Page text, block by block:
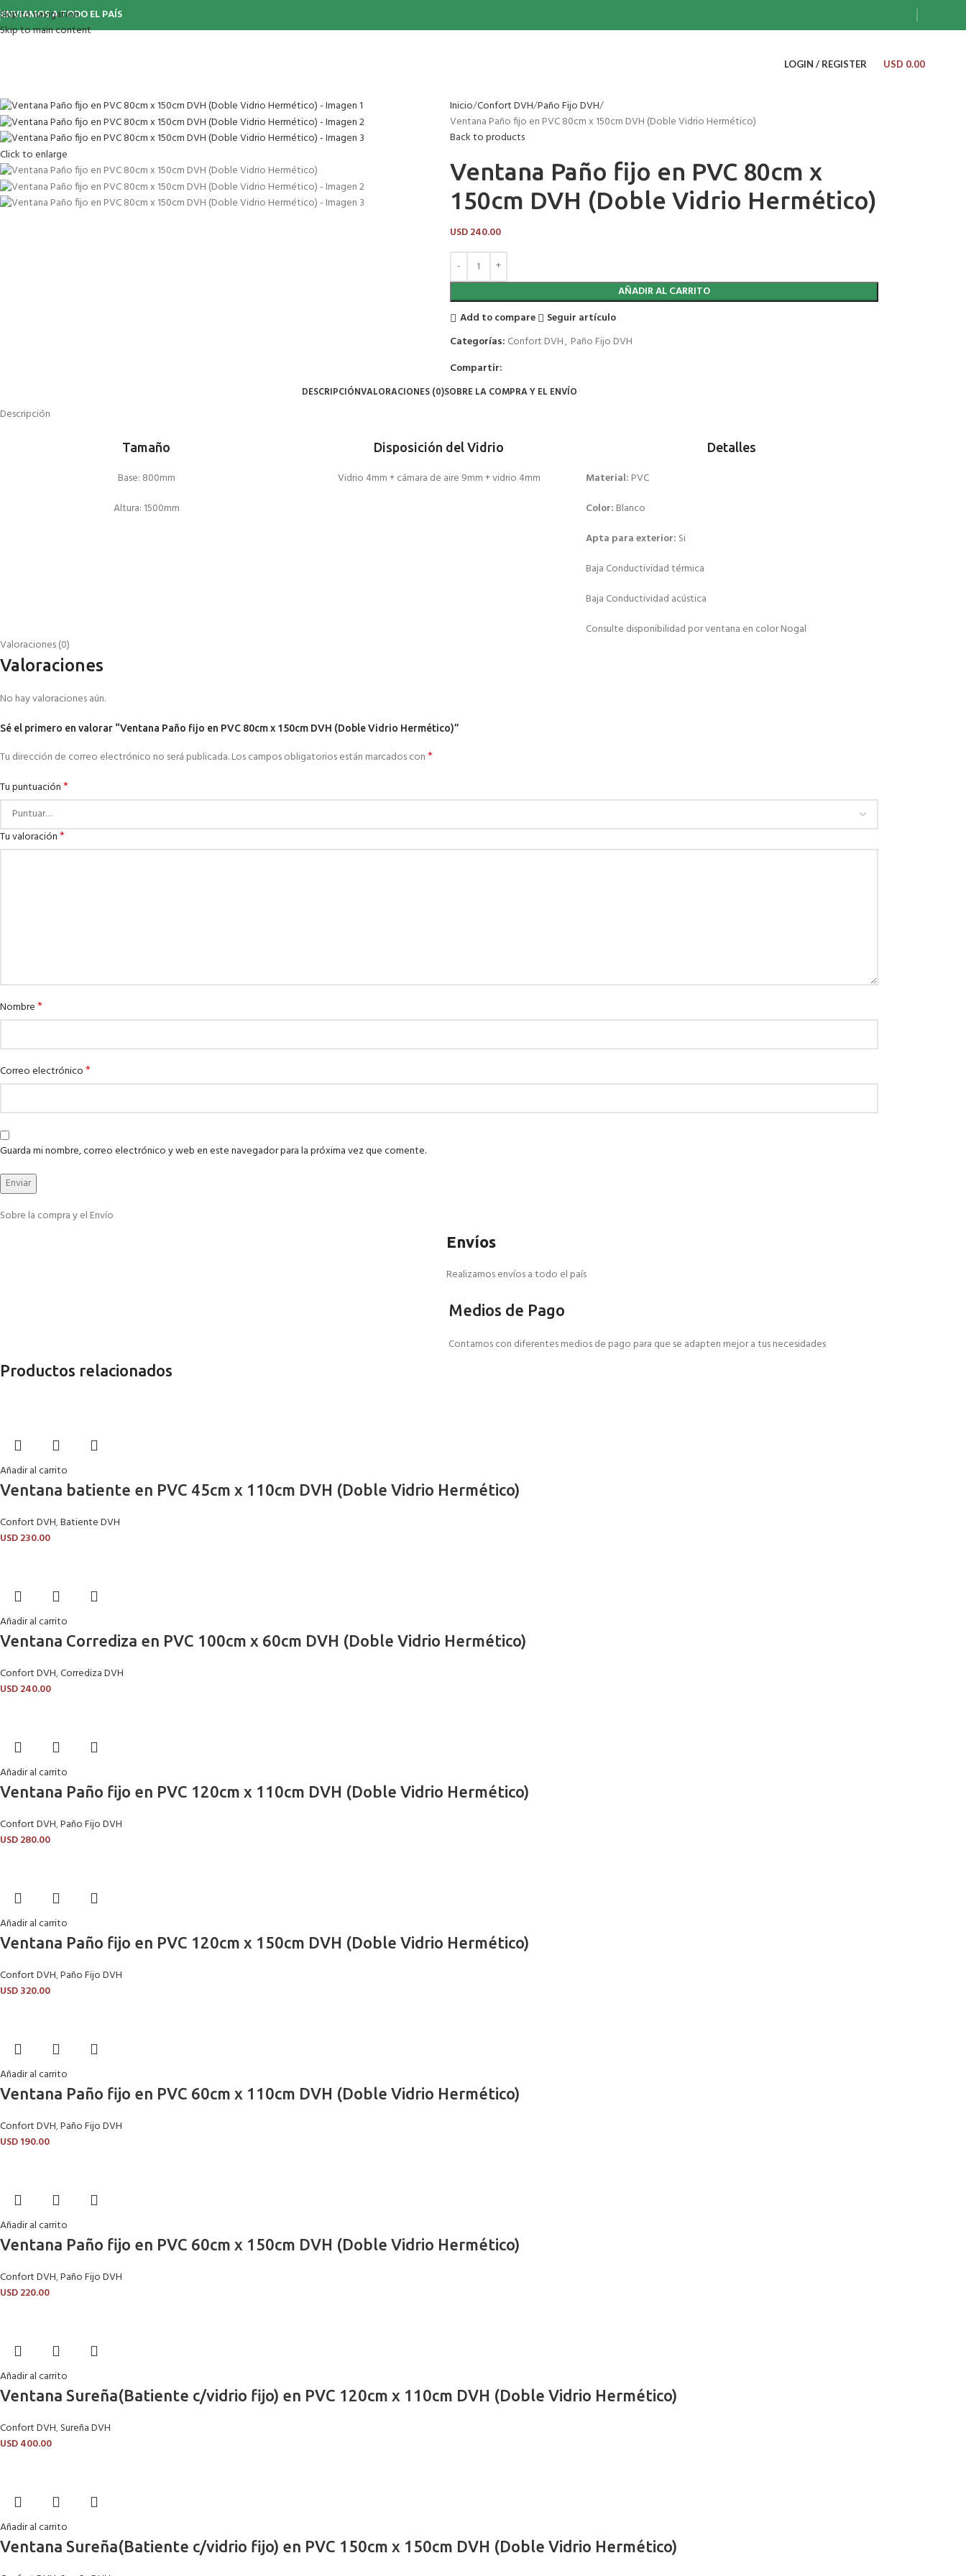
Skip to navigation
Skip to main content
ENVIAMOS A TODO EL PAÍS
LOGIN / REGISTER USD 0.00
Click to enlarge
Inicio Confort DVH Paño Fijo DVH
Ventana Paño fijo en PVC 80cm x 150cm DVH (Doble Vidrio Hermético)
Back to products
Ventana Paño fijo en PVC 80cm x
150cm DVH (Doble Vidrio Hermético)
USD240.00
AÑADIR AL CARRITO
Add to compare
Seguir artículo
Categorías: Confort DVH, Paño Fijo DVH
Compartir:
DESCRIPCIÓNVALORACIONES (0)SOBRE LA COMPRA Y EL ENVÍO
Descripción
Tamaño
Base: 800mm
Altura: 1500mm
Disposición del Vidrio
Vidrio 4mm + cámara de aire 9mm + vidrio 4mm
Detalles
Material: PVC
Color: Blanco
Apta para exterior: Si
Baja Conductividad térmica
Baja Conductividad acústica
Consulte disponibilidad por ventana en color Nogal
Valoraciones (0)
Valoraciones
No hay valoraciones aún.
Sé el primero en valorar “Ventana Paño fijo en PVC 80cm x 150cm DVH (Doble Vidrio Hermético)”
Tu dirección de correo electrónico no será publicada.Los campos obligatorios están marcados con*
Tu puntuación*
Tu valoración*
Nombre*
Correo electrónico*
Guarda mi nombre, correo electrónico y web en este navegador para la próxima vez que comente.
Sobre la compra y el Envío
Envíos
Realizamos envíos a todo el país
Medios de Pago
Contamos con diferentes medios de pago para que se adapten mejor a tus necesidades
Productos relacionados
Añadir al carrito
Ventana batiente en PVC 45cm x 110cm DVH (Doble Vidrio Hermético)
Confort DVH,Batiente DVH
USD230.00
Añadir al carrito
Ventana Corrediza en PVC 100cm x 60cm DVH (Doble Vidrio Hermético)
Confort DVH,Corrediza DVH
USD240.00
Añadir al carrito
Ventana Paño fijo en PVC 120cm x 110cm DVH (Doble Vidrio Hermético)
Confort DVH,Paño Fijo DVH
USD280.00
Añadir al carrito
Ventana Paño fijo en PVC 120cm x 150cm DVH (Doble Vidrio Hermético)
Confort DVH,Paño Fijo DVH
USD320.00
Añadir al carrito
Ventana Paño fijo en PVC 60cm x 110cm DVH (Doble Vidrio Hermético)
Confort DVH,Paño Fijo DVH
USD190.00
Añadir al carrito
Ventana Paño fijo en PVC 60cm x 150cm DVH (Doble Vidrio Hermético)
Confort DVH,Paño Fijo DVH
USD220.00
Añadir al carrito
Ventana Sureña(Batiente c/vidrio fijo) en PVC 120cm x 110cm DVH (Doble Vidrio Hermético)
Confort DVH,Sureña DVH
USD400.00
Añadir al carrito
Ventana Sureña(Batiente c/vidrio fijo) en PVC 150cm x 150cm DVH (Doble Vidrio Hermético)